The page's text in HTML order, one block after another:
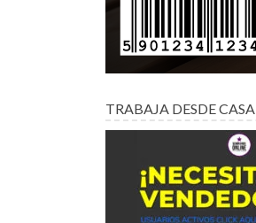
TRABAJA DESDE CASA